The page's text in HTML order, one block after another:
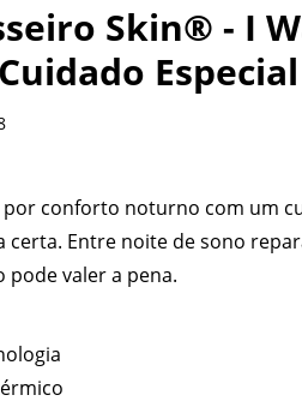
Skin® - I
por conforto noturno com um
certa. Entre noite de sono
pode valer a pena.